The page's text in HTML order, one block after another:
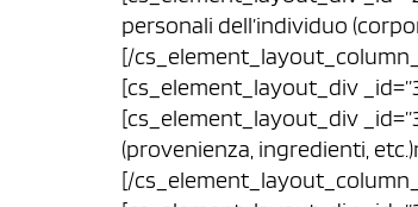
personali dell’individuo
[/
[cs_element_layout_div
[cs_element_layout_div
(provenienza, ingredienti,
[/